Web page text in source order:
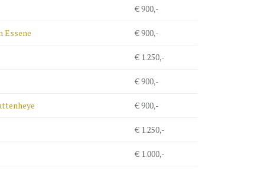
€ 900,-
Essene € 900,-
€ 1.250,-
€ 900,-
€ 900,-
€ 1.250,-
€ 1.000,-